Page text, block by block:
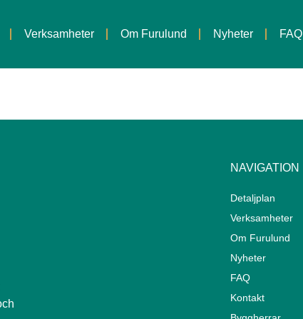
Verksamheter Om Furulund Nyheter FAQ
NAVIGATION
Detaljplan
Verksamheter
Om Furulund
Nyheter
FAQ
Kontakt